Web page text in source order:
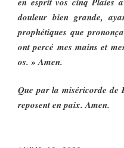
douleur bien grande,
prophétiques que
ont percé mes mains et
os. » Amen.
Que par la miséricorde de
reposent en paix. Amen.